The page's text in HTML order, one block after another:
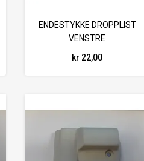
ENDESTYKKE DROPPLIST
VENSTRE
kr 22,00